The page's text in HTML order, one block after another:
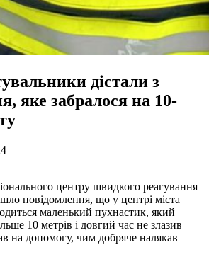
дістали з
яке забралося на 10-
центру швидкого реагування
повідомлення, що у центрі міста
маленький пухнастик, який
10 метрів і довгий час не злазив
на допомогу, чим добряче налякав